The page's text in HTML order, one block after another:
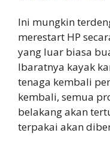
Ini mungkin
merestart HP
yang luar biasa
Ibaratnya kayak
tenaga kembali
kembali, semua
belakang akan
terpakai akan